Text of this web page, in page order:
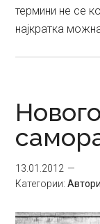
термини не се
најкратка
13.01.2012
Категории:Автори